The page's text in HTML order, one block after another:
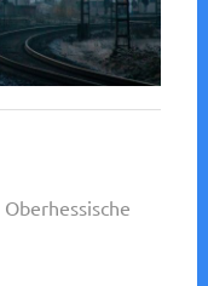
Oberhessische